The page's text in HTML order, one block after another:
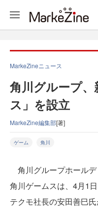
MarkeZineニュース
角川グループ
ス」を設立
MarkeZine編集部[著]
ゲーム 角川
角川グループホール
角川ゲームスは、4月1
テクモ社長の安田善巳氏